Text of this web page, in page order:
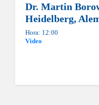
Dr. Martin
Heidelberg,
Hora: 12:00
Video